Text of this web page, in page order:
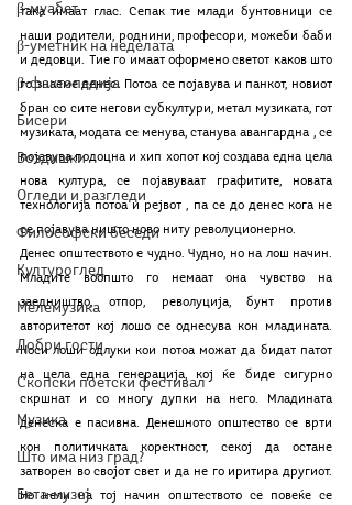
β-муабет
β-уметник на неделата
β-фактопедија
Бисери
Воздишки
Огледи и разгледи
Философски беседи
Културоглед
Мелемузика
Добри гости
Скопски поетски фестивал
Музика
Што има низ град?
Бета-музеј
така имаат глас. Сепак тие млади бунтовници се
наши родители, роднини, професори, можеби баби
и дедовци. Тие го имаат оформено светот каков што
го знаеме денес. Потоа се појавува и панкот, новиот
бран со сите негови субкултури, метал музиката, гот
музиката, модата се менува, станува авангардна , се
појавува подоцна и хип хопот кој создава една цела
нова култура, се појавуваат графитите, новата
технoлогија потоа и рејвот , па се до денес кога не
се појавува ништо ново ниту револуционерно.
Денес општеството е чудно. Чудно, но на лош начин.
Младите воопшто го немаат она чувство на
заедништво, отпор, револуција, бунт против
авторитетот кој лошо се однесува кон младината.
Носи лоши одлуки кои потоа можат да бидат патот
на цела една генерација, кој ќе биде сигурно
скршнат и со многу дупки на него. Младината
денеска е пасивна. Денешното општество се врти
кон политичката коректност, секој да остане
затворен во својот свет и да не го иритира другиот.
Но нели на тој начин општеството се повеќе се